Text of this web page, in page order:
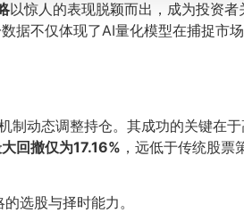
以惊人的表现脱颖而出，成为投资
据不仅体现了AI量化模型在捕捉市
动态调整持仓。其成功的关键在于
回撤仅为17.16% ，远低于传统股
选股与择时能力。